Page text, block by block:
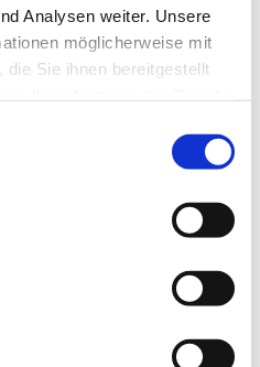
Analysen weiter. Unsere
möglicherweise mit
Sie ihnen bereitgestellt